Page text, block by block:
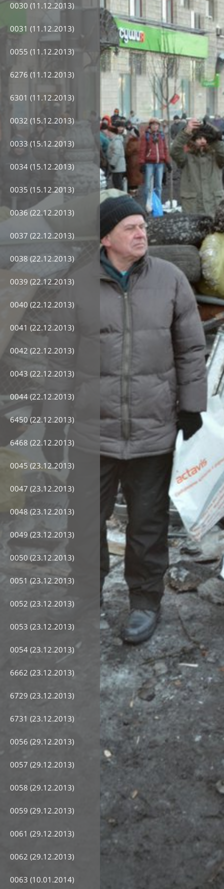
0030 (11.12.2013)
0031 (11.12.2013)
0055 (11.12.2013)
6276 (11.12.2013)
6301 (11.12.2013)
0032 (15.12.2013)
0033 (15.12.2013)
0034 (15.12.2013)
0035 (15.12.2013)
0036 (22.12.2013)
0037 (22.12.2013)
0038 (22.12.2013)
0039 (22.12.2013)
0040 (22.12.2013)
0041 (22.12.2013)
0042 (22.12.2013)
0043 (22.12.2013)
0044 (22.12.2013)
6450 (22.12.2013)
6468 (22.12.2013)
0045 (23.12.2013)
0047 (23.12.2013)
0048 (23.12.2013)
0049 (23.12.2013)
0050 (23.12.2013)
0051 (23.12.2013)
0052 (23.12.2013)
0053 (23.12.2013)
0054 (23.12.2013)
6662 (23.12.2013)
6729 (23.12.2013)
6731 (23.12.2013)
0056 (29.12.2013)
0057 (29.12.2013)
0058 (29.12.2013)
0059 (29.12.2013)
0061 (29.12.2013)
0062 (29.12.2013)
0063 (10.01.2014)